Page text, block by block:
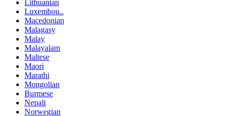
Lithuanian
Luxembou..
Macedonian
Malagasy
Malay
Malayalam
Maltese
Maori
Marathi
Mongolian
Burmese
Nepali
Norwegian